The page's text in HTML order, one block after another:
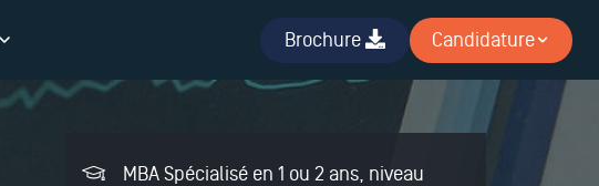
MBA Spécialisé en 1 ou 2 ans, niveau
Brochure Candidature